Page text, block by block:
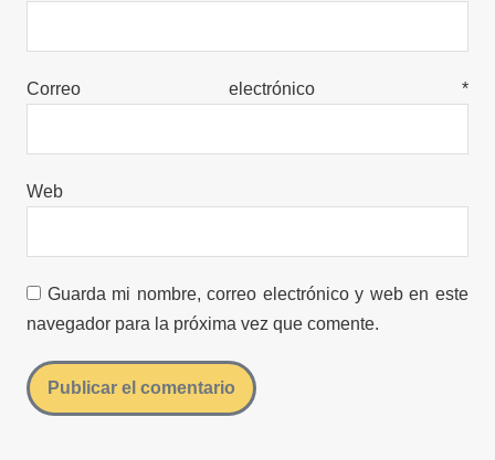
Correo electrónico *
Web
Guarda mi nombre, correo electrónico y web en este
navegador para la próxima vez que comente.